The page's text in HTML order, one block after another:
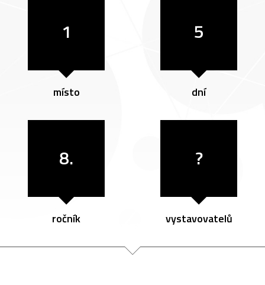
1
místo
5
dní
8.
ročník
?
vystavovatelů